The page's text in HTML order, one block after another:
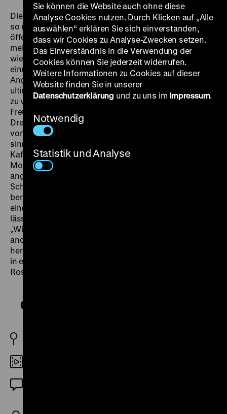
Die Geschichte vom Einfaltspinsel, der, ohne dass er
so recht weiß, wie ihm geschieht, zum Zentrum
öffentlicher Aufregung wird, hat Preston Sturges
mehrmals erzählt, aber nie so konzentriert und effektiv
wie in seinem ZweitwerkChristmas in July. Gerade
einmal eine gute Stunde braucht er, um den kleinen
Angestellten Jimmy MacDonald (Dick Powell) in einen
ultimativen Glücksritter der kapitalistischen Moderne
zu verwandeln. Eben sitzt Jimmy noch mit seiner
Freundin Betty (wunderbar überschwänglich: Ellen
Drew) über den Dächern der Großstadt und träumt
vom großen Durchbruch, den ihm ein – einigermaßen
sinnbefreiter – selbsterdachter Werbespruch für eine
Kaffeemarke ermöglichen soll; und im nächsten
Moment scheint er bereits am Ziel seiner Träume
angelangt zu sein. Nur, dass der vermeintliche
Schicksalsmoment auf einem bloßen Missverständnis
beruht. In typischer Sturges-Manier gewinnt es nun
eine Eigendynamik, die keinen Stein auf dem anderen
lässt. Kapitalismus als Karneval, und alle machen mit!
„Wie immer bei Sturges sind die Nebendarsteller (unter
anderem William Demarest und Raymond Walborn)
hervorragend, und er dirigiert sie wie die Instrumente
in einem Konzert der Verrücktheiten.“ (Jonathan
Rosenbaum) (lf)
Christmas in July
Sie können die Website auch ohne diese
Analyse Cookies nutzen. Durch Klicken auf „Alle
auswählen“ erklären Sie sich einverstanden,
dass wir Cookies zu Analyse-Zwecken setzen.
Das Einverständnis in die Verwendung der
Cookies können Sie jederzeit widerrufen.
Weitere Informationen zu Cookies auf dieser
Website finden Sie in unserer
Datenschutzerklärung und zu uns im Impressum.
Notwendig
Statistik und Analyse